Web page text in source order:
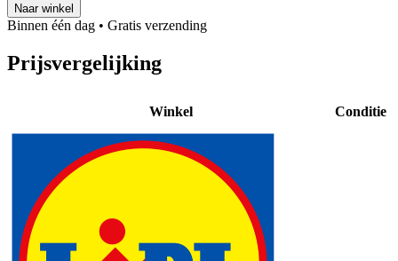
Naar winkel
Binnen één dag • Gratis verzending
Prijsvergelijking
Winkel Conditie